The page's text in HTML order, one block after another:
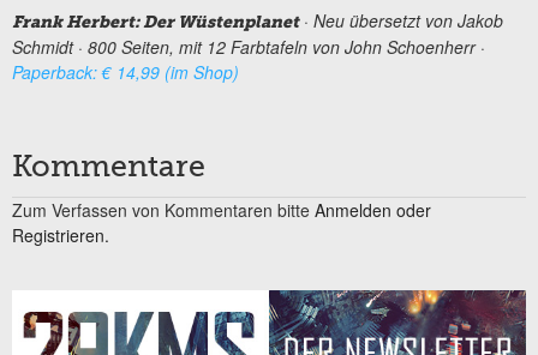
Frank Herbert: Der Wüstenplanet· Neu übersetzt von Jakob
Schmidt · 800 Seiten, mit 12 Farbtafeln von John Schoenherr ·
Paperback: € 14,99 (im Shop)
Kommentare
Zum Verfassen von Kommentaren bitte Anmelden oder
Registrieren.